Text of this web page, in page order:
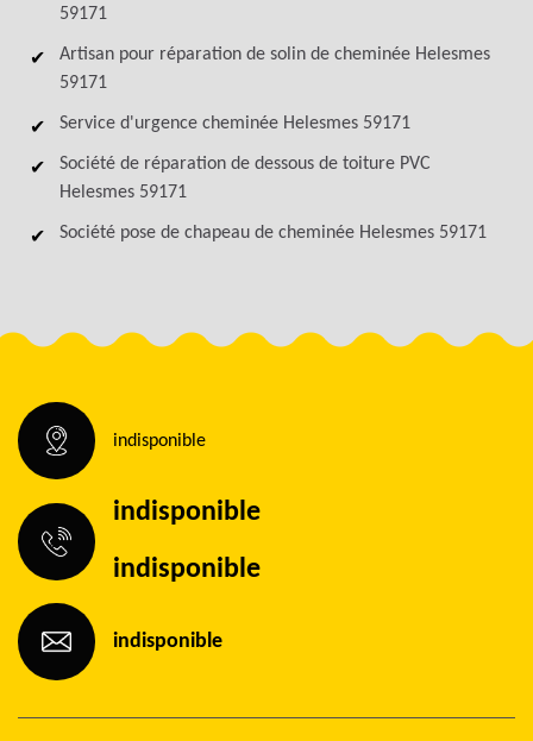
59171
Artisan pour réparation de solin de cheminée Helesmes
59171
Service d'urgence cheminée Helesmes 59171
Société de réparation de dessous de toiture PVC
Helesmes 59171
Société pose de chapeau de cheminée Helesmes 59171
indisponible
indisponible
indisponible
indisponible